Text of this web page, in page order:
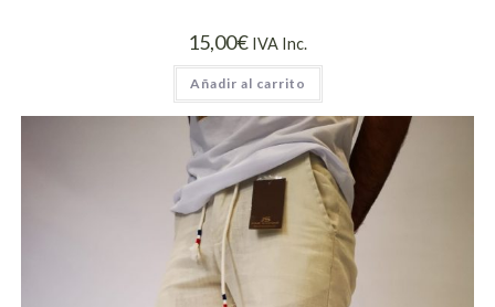
15,00€ IVA Inc.
Añadir al carrito